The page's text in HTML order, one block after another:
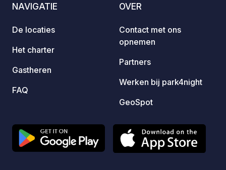
NAVIGATIE
De locaties
Het charter
Gastheren
FAQ
OVER
Contact met ons
opnemen
Partners
Werken bij park4night
GeoSpot